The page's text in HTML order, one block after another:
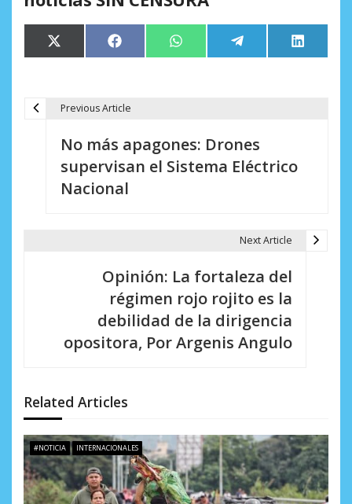
Compartir
en
X
(Twitter)
Compartir
en
Facebook Compartir
en
WhatsApp Compartir
en
Telegram
en
LinkedIn
d
e
e
n
Previous Article
No más apagones: Drones
supervisan el Sistema Eléctrico
Nacional
Next Article
Opinión: La fortaleza del
régimen rojo rojito es la
debilidad de la dirigencia
opositora, Por Argenis Angulo
Related Articles
#NOTICIA INTERNACIONALES